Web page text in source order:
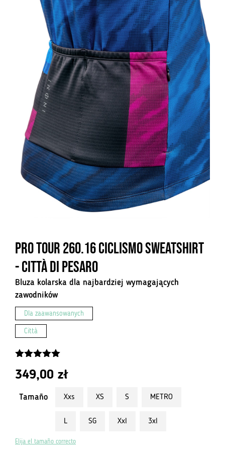
Pro Tour 260.16 Ciclismo Sweatshirt
- Città Di Pesaro
Bluza kolarska dla najbardziej wymagających
zawodników
Dla zaawansowanych
Città
349,00 zł
Tamaño Xxs XS S METRO
L SG Xxl 3xl
Elija el tamaño correcto